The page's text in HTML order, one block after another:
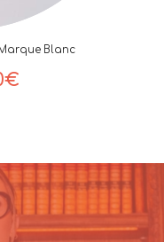
Blanc
€
137,00€.